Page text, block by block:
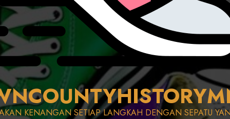
KENANGAN SETIAP LANGKAH DENGAN SEPATU